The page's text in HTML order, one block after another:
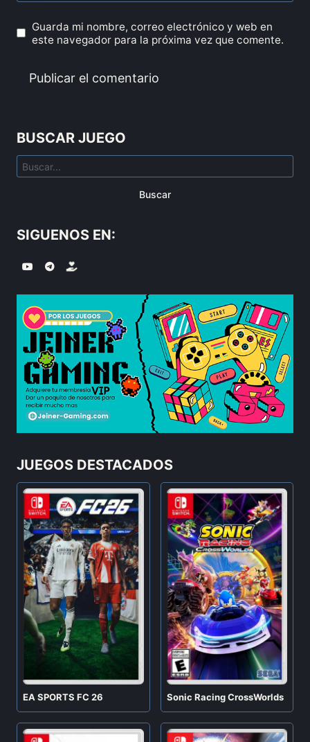
Guarda mi nombre, correo electrónico y web en
este navegador para la próxima vez que comente.
BUSCAR JUEGO
Buscar
SIGUENOS EN:
JUEGOS DESTACADOS
EA SPORTS FC 26 Sonic Racing CrossWorlds